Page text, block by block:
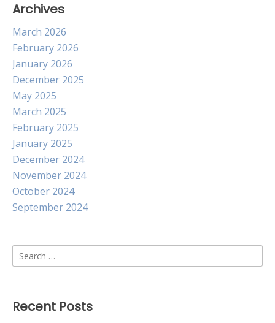
Archives
March 2026
February 2026
January 2026
December 2025
May 2025
March 2025
February 2025
January 2025
December 2024
November 2024
October 2024
September 2024
Search
for:
Recent Posts